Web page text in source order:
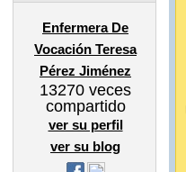
Enfermera De
Vocación Teresa
Pérez Jiménez
13270 veces
compartido
ver su perfil
ver su blog